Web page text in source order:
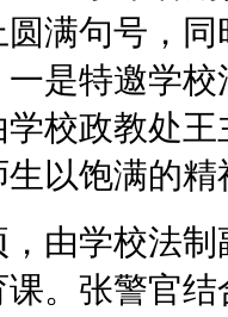
满句号，
是特邀学
校政教处
以饱满的
由学校法
课。张警官